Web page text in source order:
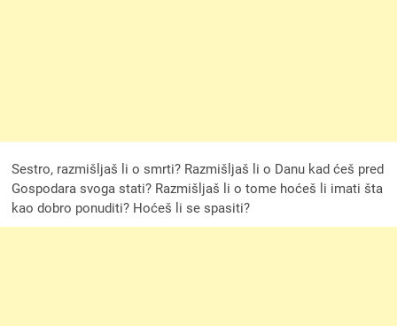
Sestro, razmišljaš li o smrti? Razmišljaš li o Danu kad ćeš pred
Gospodara svoga stati? Razmišljaš li o tome hoćeš li imati šta
kao dobro ponuditi? Hoćeš li se spasiti?